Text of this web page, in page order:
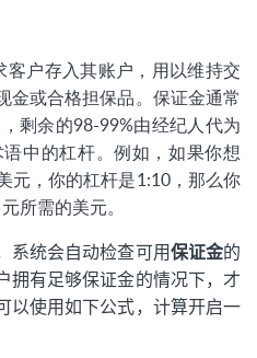
客户存入其账户，用以维持交
金或合格担保品。保证金通常
剩余的98-99%由经纪人代为
中的杠杆。例如，如果你想
元，你的杠杆是1:10，那么你
所需的美元。
系统会自动检查可用保证金的
拥有足够保证金的情况下，才
以使用如下公式，计算开启一